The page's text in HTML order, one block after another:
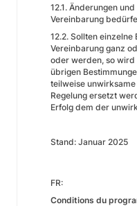
12.1. Änderungen
Vereinbarung
12.2. Sollten
Vereinbarung ganz
oder werden, so
übrigen
teilweise
Regelung ersetzt
Erfolg dem der
Stand: Januar 2025
FR:
Conditions du